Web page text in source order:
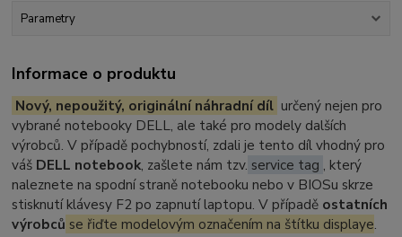
Parametry
Informace o produktu
Nový, nepoužitý, originální náhradní díl určený nejen pro
vybrané notebooky DELL, ale také pro modely dalších
výrobců. V případě pochybností, zdali je tento díl vhodný pro
váš DELL notebook, zašlete nám tzv. service tag , který
naleznete na spodní straně notebooku nebo v BIOSu skrze
stisknutí klávesy F2 po zapnutí laptopu. V případě ostatních
výrobců se řiďte modelovým označením na štítku displaye.